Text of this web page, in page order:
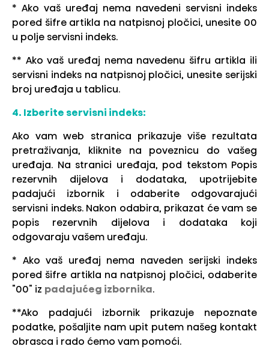
* Ako vaš uređaj nema navedeni servisni indeks
pored šifre artikla na natpisnoj pločici, unesite 00
u polje servisni indeks.
** Ako vaš uređaj nema navedenu šifru artikla ili
servisni indeks na natpisnoj pločici, unesite serijski
broj uređaja u tablicu.
4. Izberite servisni indeks:
Ako vam web stranica prikazuje više rezultata
pretraživanja, kliknite na poveznicu do vašeg
uređaja. Na stranici uređaja, pod tekstom Popis
rezervnih dijelova i dodataka, upotrijebite
padajući izbornik i odaberite odgovarajući
servisni indeks. Nakon odabira, prikazat će vam se
popis rezervnih dijelova i dodataka koji
odgovaraju vašem uređaju.
* Ako vaš uređaj nema naveden serijski indeks
pored šifre artikla na natpisnoj pločici, odaberite
"00" iz padajućeg izbornika.
**Ako padajući izbornik prikazuje nepoznate
podatke, pošaljite nam upit putem našeg kontakt
obrasca i rado ćemo vam pomoći.